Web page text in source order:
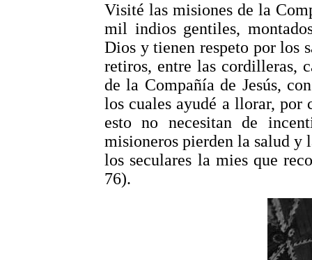
Visité las misiones de la
mil indios gentiles,
Dios y tienen respeto por los
retiros, entre las cordilleras,
de la Compañía de Jesús,
los cuales ayudé a llorar, por
esto no necesitan de
misioneros pierden la salud y
los seculares la mies que
76).